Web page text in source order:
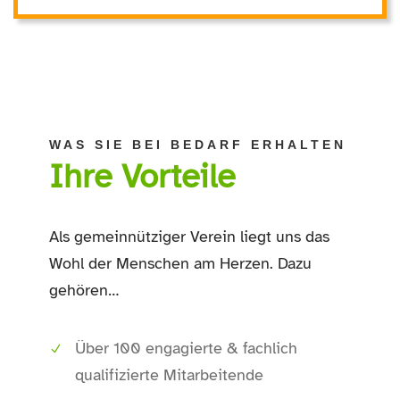
WAS SIE BEI BEDARF ERHALTEN
Ihre Vorteile
Als gemeinnütziger Verein liegt uns das
Wohl der Menschen am Herzen. Dazu
gehören…
Über 100 engagierte & fachlich
qualifizierte Mitarbeitende